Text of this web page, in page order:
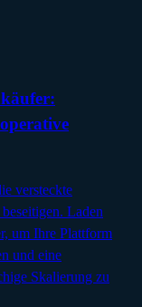
versteckte
Laden
um Ihre Plattform
und eine
Skalierung zu